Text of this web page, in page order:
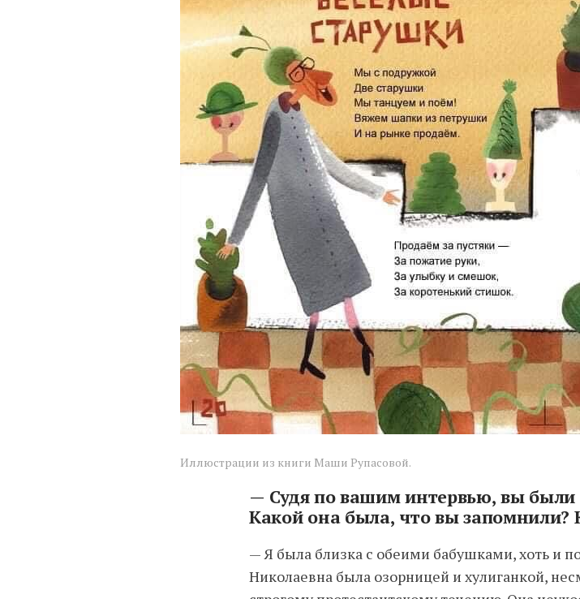
Иллюстрации из книги Маши Рупасовой.
— Судя по вашим интервью, вы были
Какой она была, что вы запомнили?
— Я была близка с обеими бабушками, хоть и
Николаевна была озорницей и хулиганкой,